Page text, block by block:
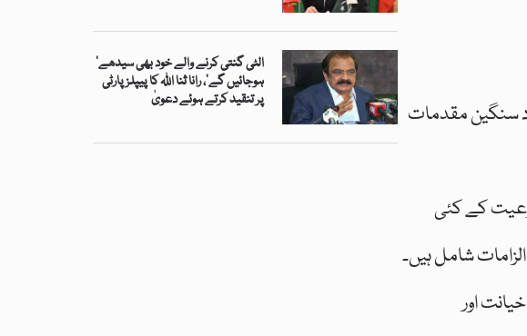
’الٹی گنتی کرنے والے خود بھی سیدھے
ہوجائیں گے‘، رانا ثنا اللہ کا پیپلز پارٹی
پر تنقید کرتے ہوئے دعویٰ
سنگین مقدمات
کے کئی
شامل ہیں۔
اور